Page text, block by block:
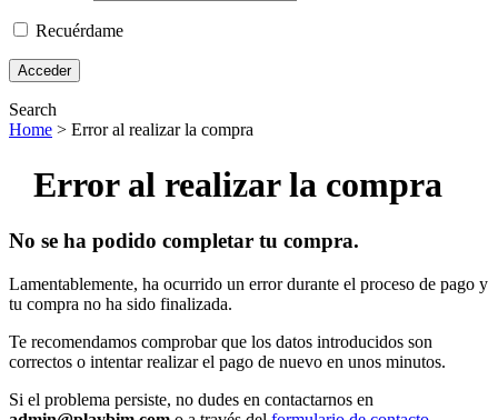
Recuérdame
Search
Home > Error al realizar la compra
Error al realizar la compra
No se ha podido completar tu compra.
Lamentablemente, ha ocurrido un error durante el proceso de pago y
tu compra no ha sido finalizada.
Te recomendamos comprobar que los datos introducidos son
correctos o intentar realizar el pago de nuevo en unos minutos.
Si el problema persiste, no dudes en contactarnos en